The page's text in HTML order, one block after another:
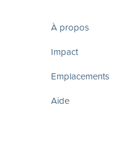
À propos
Impact
Emplacements
Aide